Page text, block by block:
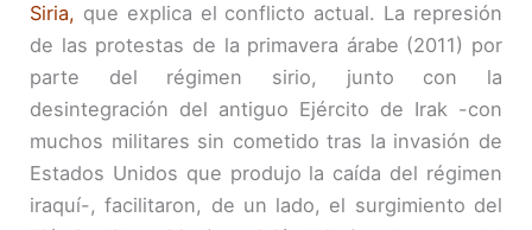
Siria, que explica el conflicto actual. La represión
de las protestas de la primavera árabe (2011) por
parte del régimen sirio, junto con la
desintegración del antiguo Ejército de Irak -con
muchos militares sin cometido tras la invasión de
Estados Unidos que produjo la caída del régimen
iraquí-, facilitaron, de un lado, el surgimiento del